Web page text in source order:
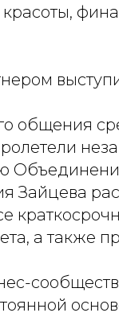
общения
Зайцева
а также